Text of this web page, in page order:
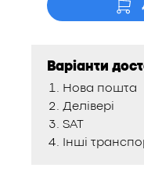
Варіанти
Нова пошта
Делівері
SAT
Інші